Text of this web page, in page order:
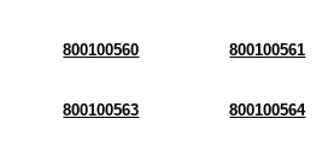
800100560 800100561
800100563 800100564